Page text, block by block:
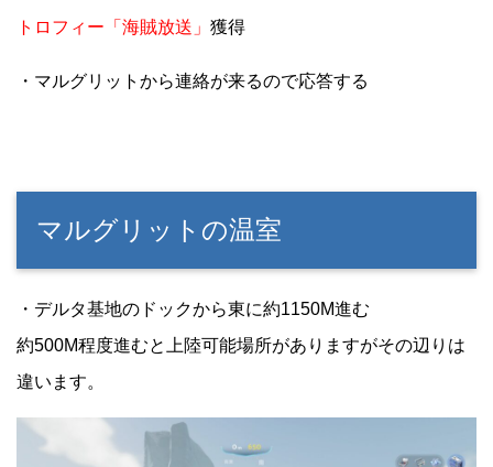
トロフィー「海賊放送」 獲得
・マルグリットから連絡が来るので応答する
マルグリットの温室
・デルタ基地のドックから東に約1150M進む
約500M程度進むと上陸可能場所がありますがその辺りは
違います。